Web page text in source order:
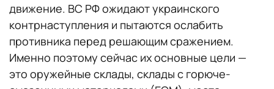
движение. ВС РФ ожидают украинского
контрнаступления и пытаются ослабить
противника перед решающим сражением.
Именно поэтому сейчас их основные цели —
это оружейные склады, склады с горюче-